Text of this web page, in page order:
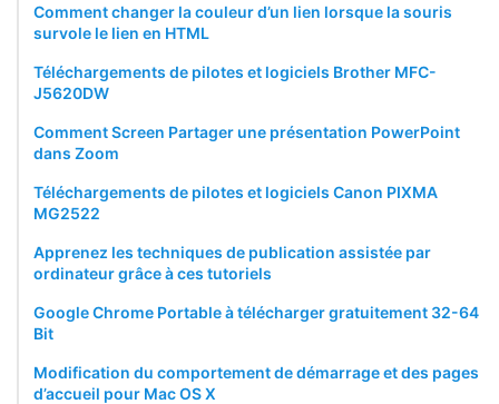
Comment changer la couleur d’un lien lorsque la souris
survole le lien en HTML
Téléchargements de pilotes et logiciels Brother MFC-
J5620DW
Comment Screen Partager une présentation PowerPoint
dans Zoom
Téléchargements de pilotes et logiciels Canon PIXMA
MG2522
Apprenez les techniques de publication assistée par
ordinateur grâce à ces tutoriels
Google Chrome Portable à télécharger gratuitement 32-64
Bit
Modification du comportement de démarrage et des pages
d’accueil pour Mac OS X